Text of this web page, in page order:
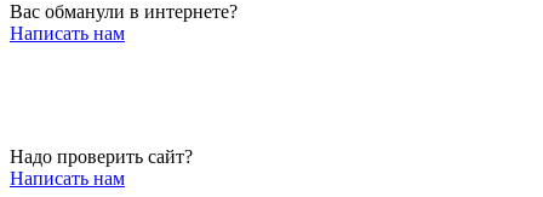
Вас обманули в интернете?
Написать нам
Надо проверить сайт?
Написать нам